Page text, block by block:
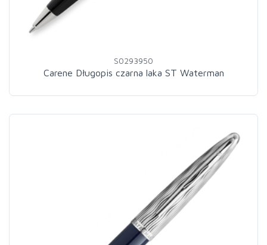
S0293950
Carene Długopis czarna laka ST Waterman